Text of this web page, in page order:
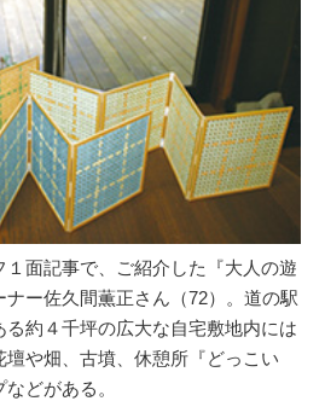
面記事で、ご紹介した『大人の遊
ー佐久間薫正さん（72）。道の駅
約４千坪の広大な自宅敷地内には
や畑、古墳、休憩所『どっこい
どがある。